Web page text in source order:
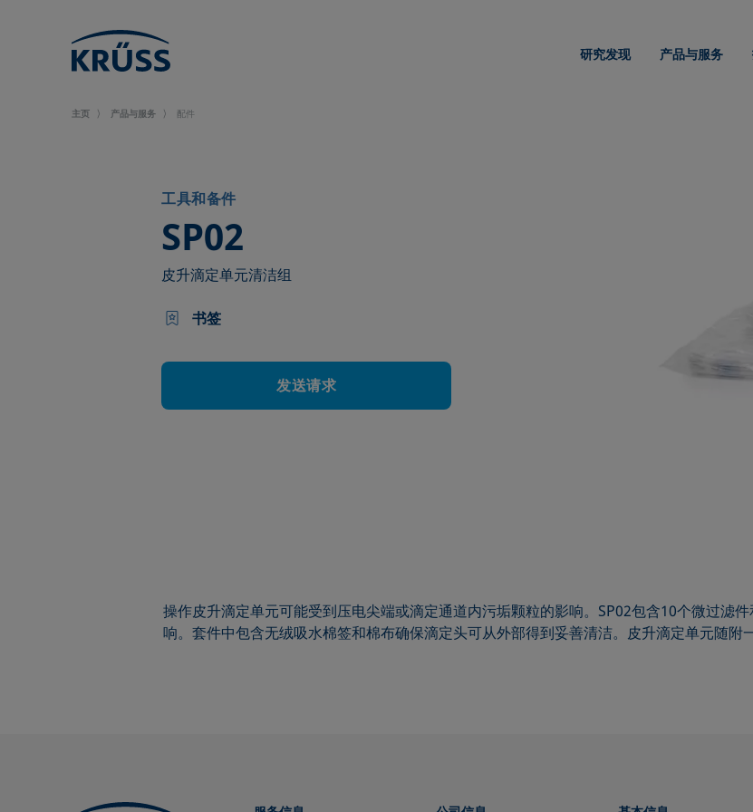
研究发现 产品与服务
主页 产品与服务 配件
工具和备件
SP02
–
皮升滴定单元清洁组
书签
发送请求
操作皮升滴定单元可能受到压电尖端或滴定通道内污垢颗粒的影响。SP02包含10个微过滤
响。套件中包含无绒吸水棉签和棉布确保滴定头可从外部得到妥善清洁。皮升滴定单元随附一